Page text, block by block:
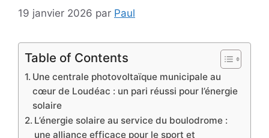
19 janvier 2026 par Paul
Table of Contents
Une centrale photovoltaïque municipale au
cœur de Loudéac : un pari réussi pour l’énergie
solaire
L’énergie solaire au service du boulodrome :
une alliance efficace pour le sport et